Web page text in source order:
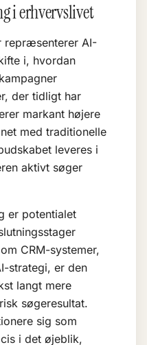
i erhvervslivet
repræsenterer AI-
i, hvordan
der tidligt har
markant højere
med traditionelle
leveres i
aktivt søger
er potentialet
CRM-systemer,
strategi, er den
langt mere
søgeresultat.
sig som
i det øjeblik,